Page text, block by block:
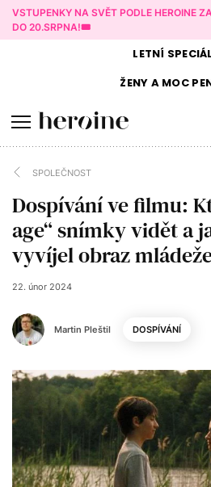
VSTUPENKY NA SVĚT PODLE HEROINE
DO 20.SRPNA!🎟️
LETNÍ SPECIÁL
ŽENY AMOC
SPOLEČNOST
Dospívání ve filmu:
age“ snímky vidět a
vyvíjel obraz
Martin Pleštil
22. únor 2024
DOSPÍVÁNÍ